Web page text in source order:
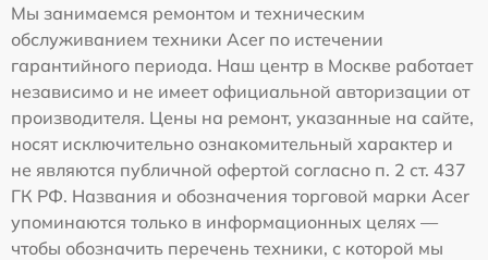
Мы занимаемся ремонтом и техническим
обслуживанием техники Acer по истечении
гарантийного периода. Наш центр в Москве работает
независимо и не имеет официальной авторизации от
производителя. Цены на ремонт, указанные на сайте,
носят исключительно ознакомительный характер и
не являются публичной офертой согласно п. 2 ст. 437
ГК РФ. Названия и обозначения торговой марки Acer
упоминаются только в информационных целях —
чтобы обозначить перечень техники, с которой мы